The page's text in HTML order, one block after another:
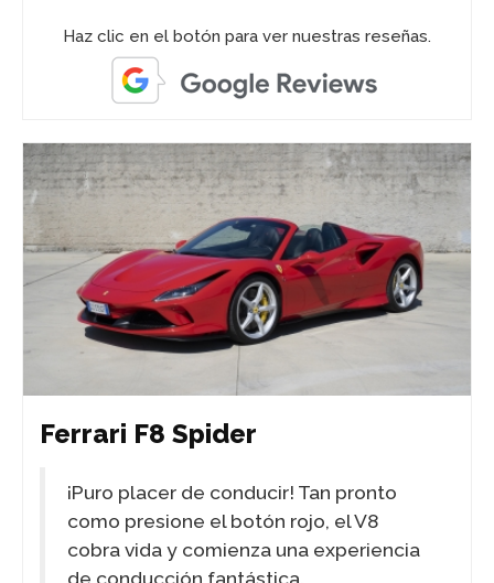
Haz clic en el botón para ver nuestras reseñas.
Ferrari F8 Spider
¡Puro placer de conducir! Tan pronto
como presione el botón rojo, el V8
cobra vida y comienza una experiencia
de conducción fantástica.